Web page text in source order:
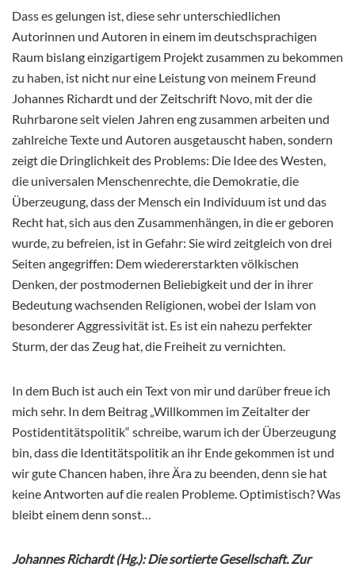
Dass es gelungen ist, diese sehr unterschiedlichen
Autorinnen und Autoren in einem im deutschsprachigen
Raum bislang einzigartigem Projekt zusammen zu bekommen
zu haben, ist nicht nur eine Leistung von meinem Freund
Johannes Richardt und der Zeitschrift Novo, mit der die
Ruhrbarone seit vielen Jahren eng zusammen arbeiten und
zahlreiche Texte und Autoren ausgetauscht haben, sondern
zeigt die Dringlichkeit des Problems: Die Idee des Westen,
die universalen Menschenrechte, die Demokratie, die
Überzeugung, dass der Mensch ein Individuum ist und das
Recht hat, sich aus den Zusammenhängen, in die er geboren
wurde, zu befreien, ist in Gefahr: Sie wird zeitgleich von drei
Seiten angegriffen: Dem wiedererstarkten völkischen
Denken, der postmodernen Beliebigkeit und der in ihrer
Bedeutung wachsenden Religionen, wobei der Islam von
besonderer Aggressivität ist. Es ist ein nahezu perfekter
Sturm, der das Zeug hat, die Freiheit zu vernichten.
In dem Buch ist auch ein Text von mir und darüber freue ich
mich sehr. In dem Beitrag „Willkommen im Zeitalter der
Postidentitätspolitik“ schreibe, warum ich der Überzeugung
bin, dass die Identitätspolitik an ihr Ende gekommen ist und
wir gute Chancen haben, ihre Ära zu beenden, denn sie hat
keine Antworten auf die realen Probleme. Optimistisch? Was
bleibt einem denn sonst…
Johannes Richardt (Hg.):Die sortierte Gesellschaft.Zur